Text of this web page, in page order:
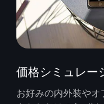
価格シミュレー
お好みの内外装やオ